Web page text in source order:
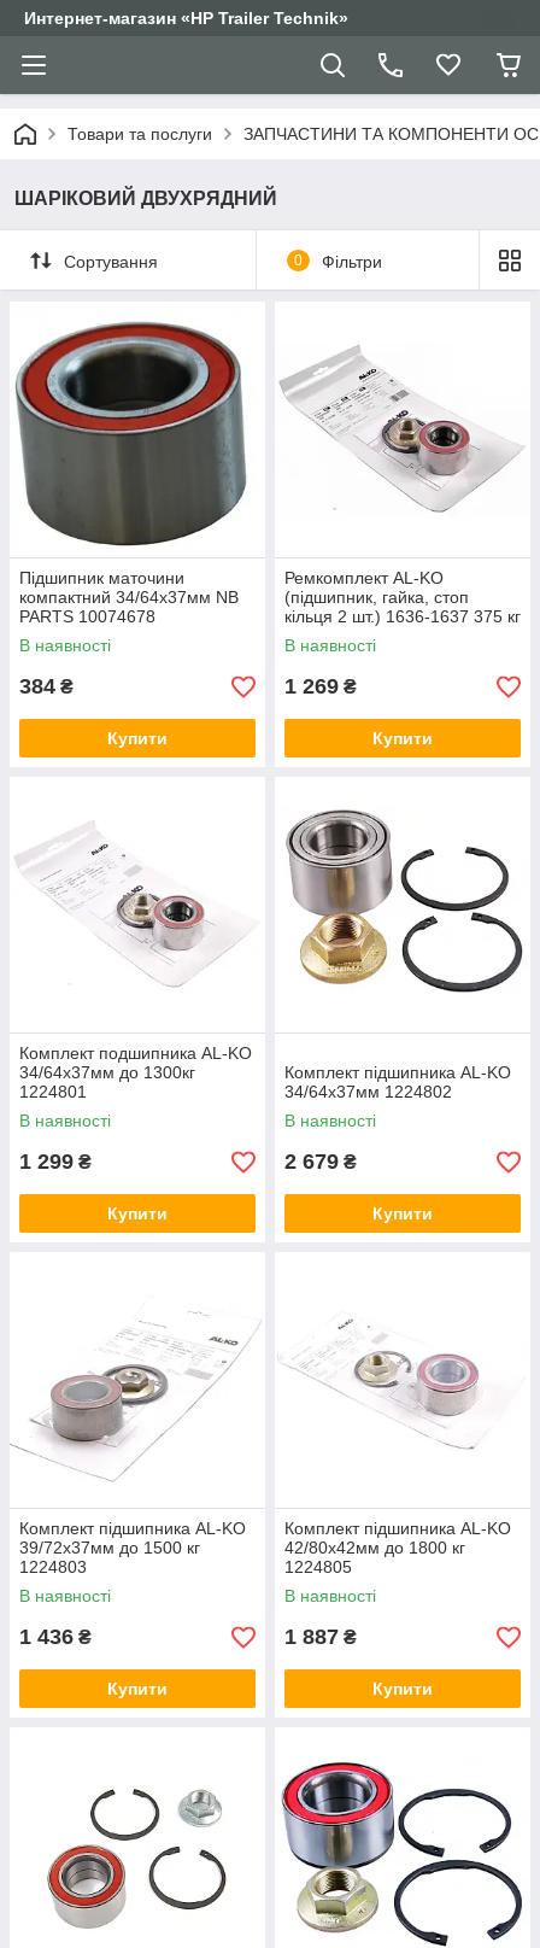
Интернет-магазин «HP Trailer Technik»
Товари та послуги ЗАПЧАСТИНИ ТА КОМПОНЕНТИ
ШАРІКОВИЙ ДВУХРЯДНИЙ
Сортування 0 Фільтри
Підшипник маточини
компактний 34/64x37мм NB
PARTS 10074678
В наявності
384 ₴
Купити
Ремкомплект AL-KO
(підшипник, гайка, стоп
кільця 2 шт.) 1636-1637 375 кг
30-60-37 1224800
В наявності
1 269 ₴
Купити
Комплект подшипника AL-KO
34/64х37мм до 1300кг
1224801
В наявності
1 299 ₴
Купити
Комплект підшипника AL-KO
34/64x37мм 1224802
В наявності
2 679 ₴
Купити
Комплект підшипника AL-KO
39/72x37мм до 1500 кг
1224803
В наявності
1 436 ₴
Купити
Комплект підшипника AL-KO
42/80х42мм до 1800 кг
1224805
В наявності
1 887 ₴
Купити